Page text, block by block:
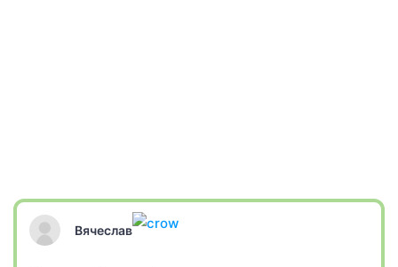
Вячеслав